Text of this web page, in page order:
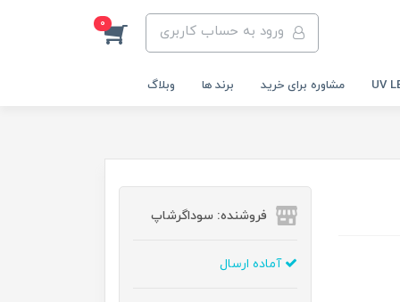
ورود به حساب کاربری 0
مشاوره برای خرید برند ها وبلاگ
فروشنده: سوداگرشاپ
آماده ارسال